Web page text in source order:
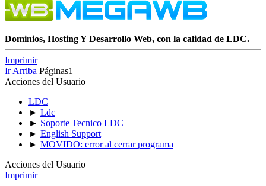
Dominios, Hosting Y Desarrollo Web, con la calidad de LDC.
Imprimir
Ir Arriba Páginas1
Acciones del Usuario
LDC
► Ldc
► Soporte Tecnico LDC
► English Support
► MOVIDO: error al cerrar programa
Acciones del Usuario
Imprimir